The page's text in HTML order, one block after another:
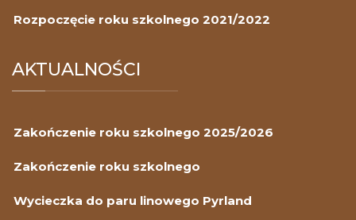
Rozpoczęcie roku szkolnego 2021/2022
AKTUALNOŚCI
Zakończenie roku szkolnego 2025/2026
Zakończenie roku szkolnego
Wycieczka do paru linowego Pyrland